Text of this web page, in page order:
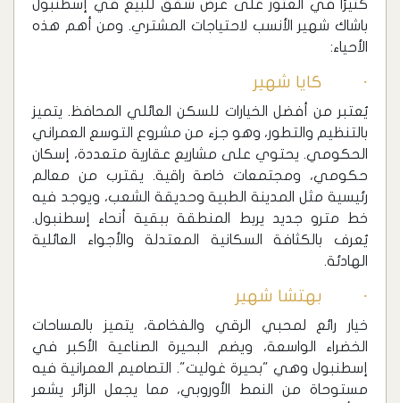
كثيرًا في العثور على عرض شقق للبيع في إسطنبول
باشاك شهير الأنسب لاحتياجات المشتري. ومن أهم هذه
الأحياء:
· كايا شهير
‏يُعتبر من أفضل الخيارات للسكن العائلي المحافظ. يتميز
بالتنظيم والتطور، وهو جزء من مشروع التوسع العمراني
الحكومي. يحتوي على مشاريع عقارية متعددة، إسكان
حكومي، ومجتمعات خاصة راقية. يقترب من معالم
رئيسية مثل المدينة الطبية وحديقة الشعب، ويوجد فيه
خط مترو جديد يربط المنطقة ببقية أنحاء إسطنبول.
يُعرف بالكثافة السكانية المعتدلة والأجواء العائلية
الهادئة.
· بهتشا شهير
‏خيار رائع لمحبي الرقي والفخامة، يتميز بالمساحات
الخضراء الواسعة، ويضم البحيرة الصناعية الأكبر في
إسطنبول وهي "بحيرة غوليت". التصاميم العمرانية فيه
مستوحاة من النمط الأوروبي، مما يجعل الزائر يشعر